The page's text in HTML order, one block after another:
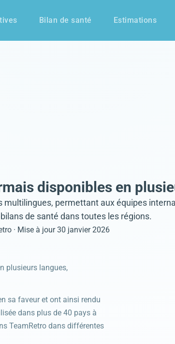
Bilan de santé Estimations
disponibles en
permettant aux équipes
de santé dans toutes les régions.
· Mise à jour30 janvier 2026
plusieurs langues,
sa faveur et ont ainsi rendu
dans plus de 40 pays à
TeamRetro dans différentes